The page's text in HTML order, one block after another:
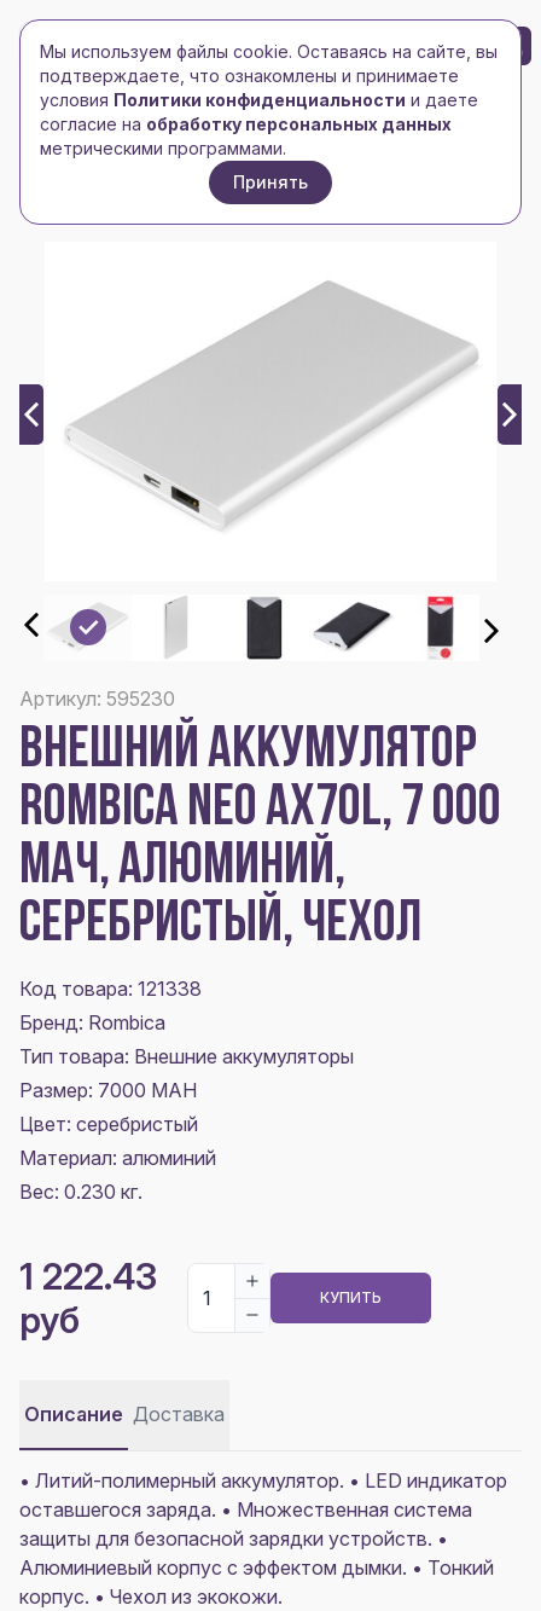
Toggle navigation
Toggle navigation
БРЕНД-ЛОГО 0
Главная/Электроника/Внешние аккумуляторы/
Внешний аккумулятор Rombica NEO AX70L, 7 000
мАч, алюминий, серебристый, чехол
Артикул: 595230
ВНЕШНИЙ АККУМУЛЯТОР
ROMBICA NEO AX70L, 7 000
МАЧ, АЛЮМИНИЙ,
СЕРЕБРИСТЫЙ, ЧЕХОЛ
Код товара: 121338
Бренд: Rombica
Тип товара: Внешние аккумуляторы
Размер: 7000 MAH
Цвет: серебристый
Материал: алюминий
Вес: 0.230 кг.
1 222.43
руб
КУПИТЬ
Описание Доставка
• Литий-полимерный аккумулятор. • LED индикатор
оставшегося заряда. • Множественная система
защиты для безопасной зарядки устройств. •
Алюминиевый корпус с эффектом дымки. • Тонкий
корпус. • Чехол из экокожи.
Мы используем файлы cookie. Оставаясь на сайте, вы
подтверждаете, что ознакомлены и принимаете
условия Политики конфиденциальности и даете
согласие на обработку персональных данных
метрическими программами.
Принять